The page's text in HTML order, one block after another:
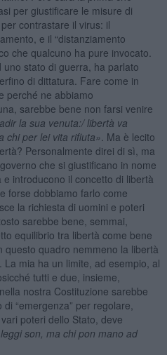
per giustificare le misure di
contrastare il virus: il
e il “distanziamento
che qualcuno ha pure invocato.
uno stato di guerra, ha parlato
di dittatura. Fare come in
perché ne abbiamo
sarebbe bene non farsi venire
la sua venuta:/ libertà va
chi per lei vita rifiuta» . Ma è lecito
Personalmente direi di sì, ma
che si giustificano in nome
introducono il concetto di libertà
forse dobbiamo farlo come
la richiesta di uomini e poteri
sarebbe bene, semmai,
equilibrio tra libertà come bene
questo quadro nemmeno la libertà
mia ha un limite, ad esempio, al
tutti e due, insieme,
nostra Costituzione sarebbe
“emergenza” per regolare,
poteri dello Stato, deve
son, ma chi pon mano ad